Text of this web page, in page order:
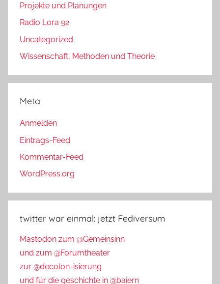
Projekte und Planungen
Radio Lora 92
Uncategorized
Wissenschaft, Methoden und Theorie
Meta
Anmelden
Eintrags-Feed
Kommentar-Feed
WordPress.org
twitter war einmal: jetzt Fediversum
Mastodon zum @Gemeinsinn
und zum @Forumtheater
zur @decolon-isierung
und für die geschichte in @baiern